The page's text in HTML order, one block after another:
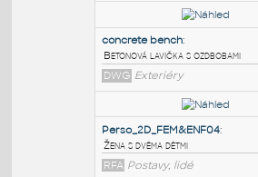
Lidé - žena, dítě
DWG Postavy, lidé
Man-Woman-Baby
Rodina s dítětem na kárce
DWG Postavy, lidé